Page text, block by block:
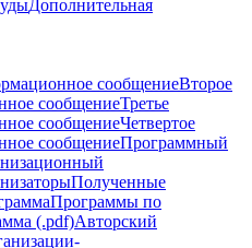
Дополнительная
сообщениеВторое
сообщениеТретье
сообщениеЧетвертое
сообщениеПрограммный
Полученные
Программы по
(.pdf)Авторский